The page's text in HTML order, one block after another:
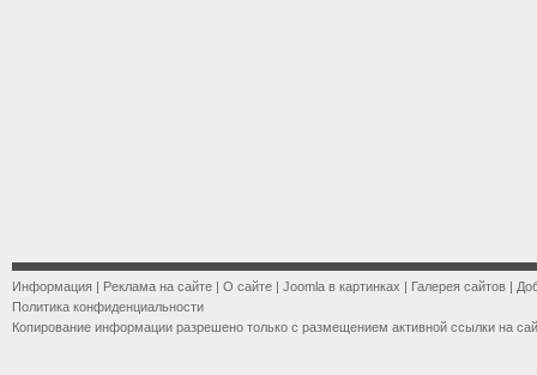
Информация | Реклама на сайте | О сайте | Joomla в картинках | Галерея сайтов |
Политика конфиденциальности
Копирование информации разрешено только с размещением активной ссылки на